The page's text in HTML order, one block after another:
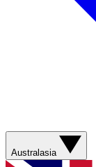
Australasia